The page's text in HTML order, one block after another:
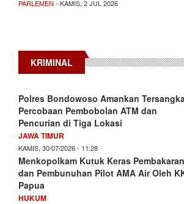
PARLEMEN - KAMIS, 2 JUL 2026
KRIMINAL
Polres Bondowoso Amankan Tersangka
Percobaan Pembobolan ATM dan
Pencurian di Tiga Lokasi
JAWA TIMUR
KAMIS, 30/07/2026 - 11:28
Menkopolkam Kutuk Keras Pembakaran
dan Pembunuhan Pilot AMA Air Oleh
Papua
HUKUM